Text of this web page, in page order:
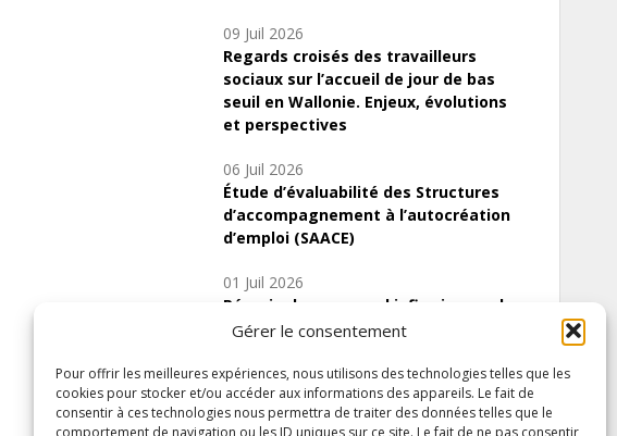
Gérer le consentement
Pour offrir les meilleures expériences, nous utilisons des technologies telles que les
cookies pour stocker et/ou accéder aux informations des appareils. Le fait de
consentir à ces technologies nous permettra de traiter des données telles que le
comportement de navigation ou les ID uniques sur ce site. Le fait de ne pas consentir
09 Juil 2026
Regards croisés des travailleurs
sociaux sur l’accueil de jour de bas
seuil en Wallonie. Enjeux, évolutions
et perspectives
06 Juil 2026
Étude d’évaluabilité des Structures
d’accompagnement à l’autocréation
d’emploi (SAACE)
01 Juil 2026
Pénurie du personnel infirmier :quels
indicateurs d’offre de soins pour